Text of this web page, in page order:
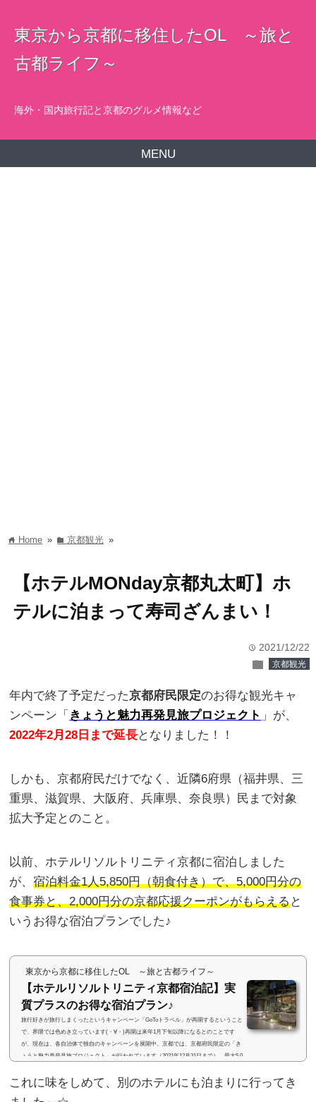
東京から京都に移住したOL ～旅と
古都ライフ～
海外・国内旅行記と京都のグルメ情報など
MENU
home Home » folder京都観光 »
【ホテルMONday京都丸太町】ホ
テルに泊まって寿司ざんまい！
time 2021/12/22
folder 京都観光
年内で終了予定だった京都府民限定のお得な観光キャ
ンペーン「 きょうと魅力再発見旅プロジェクト 」が、
2022年2月28日まで延長となりました！！
しかも、京都府民だけでなく、近隣6府県（福井県、三
重県、滋賀県、大阪府、兵庫県、奈良県）民まで対象
拡大予定とのこと。
以前、ホテルリソルトリニティ京都に宿泊しました
が、宿泊料金1人5,850円（朝食付き）で、5,000円分の
食事券と、2,000円分の京都応援クーポンがもらえると
いうお得な宿泊プランでした♪
東京から京都に移住したOL ～旅と古都ライフ～
【ホテルリソルトリニティ京都宿泊記】実
質プラスのお得な宿泊プラン♪
旅行好きが旅行しまくったというキャンペーン「GoToトラベル」が再開するということ
で、界隈では色めき立っています(・∀・)再開は来年1月下旬以降になるとのことです
が、現在は、各自治体で独自のキャンペーンを展開中。京都では、京都府民限定の「き
ょうと魅力再発見旅プロジェクト」が行われています（2021年12月31日まで）。最大5,0
お得な宿泊プランを見つけたので、泊まりに行ってきました！ (adsbygoogle = window.a
これに味をしめて、別のホテルにも泊まりに行ってき